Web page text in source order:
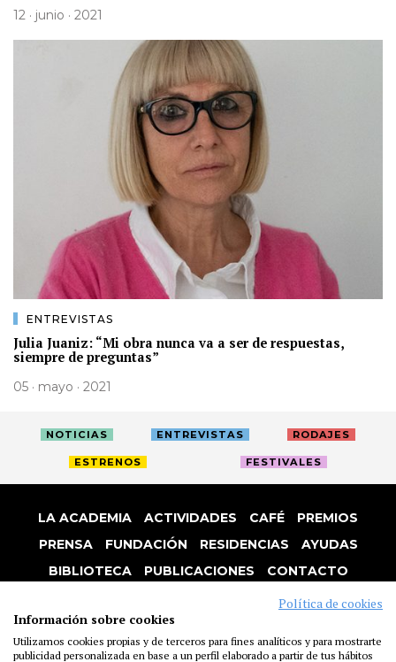
12 · junio · 2021
ENTREVISTAS
Julia Juaniz: “Mi obra nunca va a ser de respuestas,
siempre de preguntas”
05 · mayo · 2021
NOTICIAS ENTREVISTAS RODAJES
ESTRENOS FESTIVALES
LA ACADEMIA ACTIVIDADES CAFÉ
PREMIOS
PRENSA
FUNDACIÓN RESIDENCIAS
AYUDAS
BIBLIOTECA
PUBLICACIONES
CONTACTO
COOKIES
Política de cookies
Información sobre cookies
Utilizamos cookies propias y de terceros para fines analíticos y para mostrarte
publicidad personalizada en base a un perfil elaborado a partir de tus hábitos